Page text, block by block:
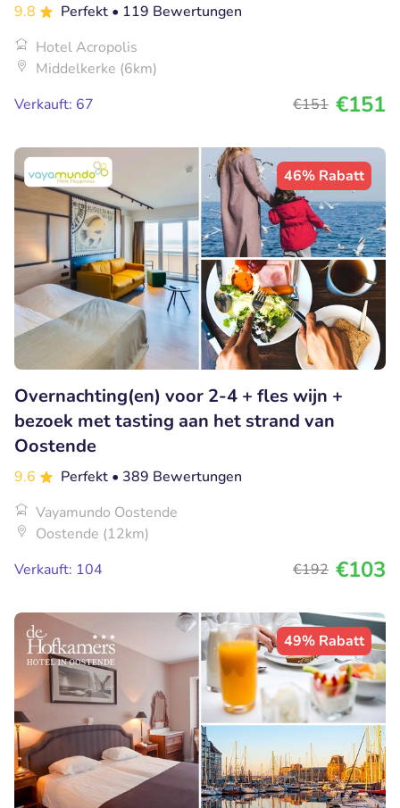
9.8 Perfekt • 119 Bewertungen
Hotel Acropolis
Middelkerke (6km)
Verkauft: 67
€151 €151
46% Rabatt
Overnachting(en) voor 2-4 + fles wijn +
bezoek met tasting aan het strand van
Oostende
9.6 Perfekt • 389 Bewertungen
Vayamundo Oostende
Oostende (12km)
Verkauft: 104
€192 €103
49% Rabatt